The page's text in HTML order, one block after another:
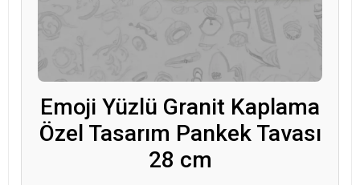
Emoji Yüzlü Granit Kaplama
Özel Tasarım Pankek Tavası
28 cm